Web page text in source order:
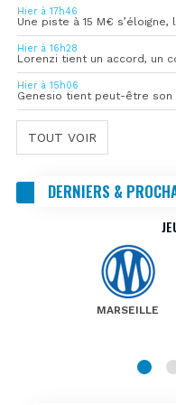
Hier à 17h46
Une piste à 15 M€
Hier à 16h28
Lorenzi tient un accord, un
Hier à 15h06
Genesio tient peut-être son
TOUT VOIR
DERNIERS &
MARSEILLE